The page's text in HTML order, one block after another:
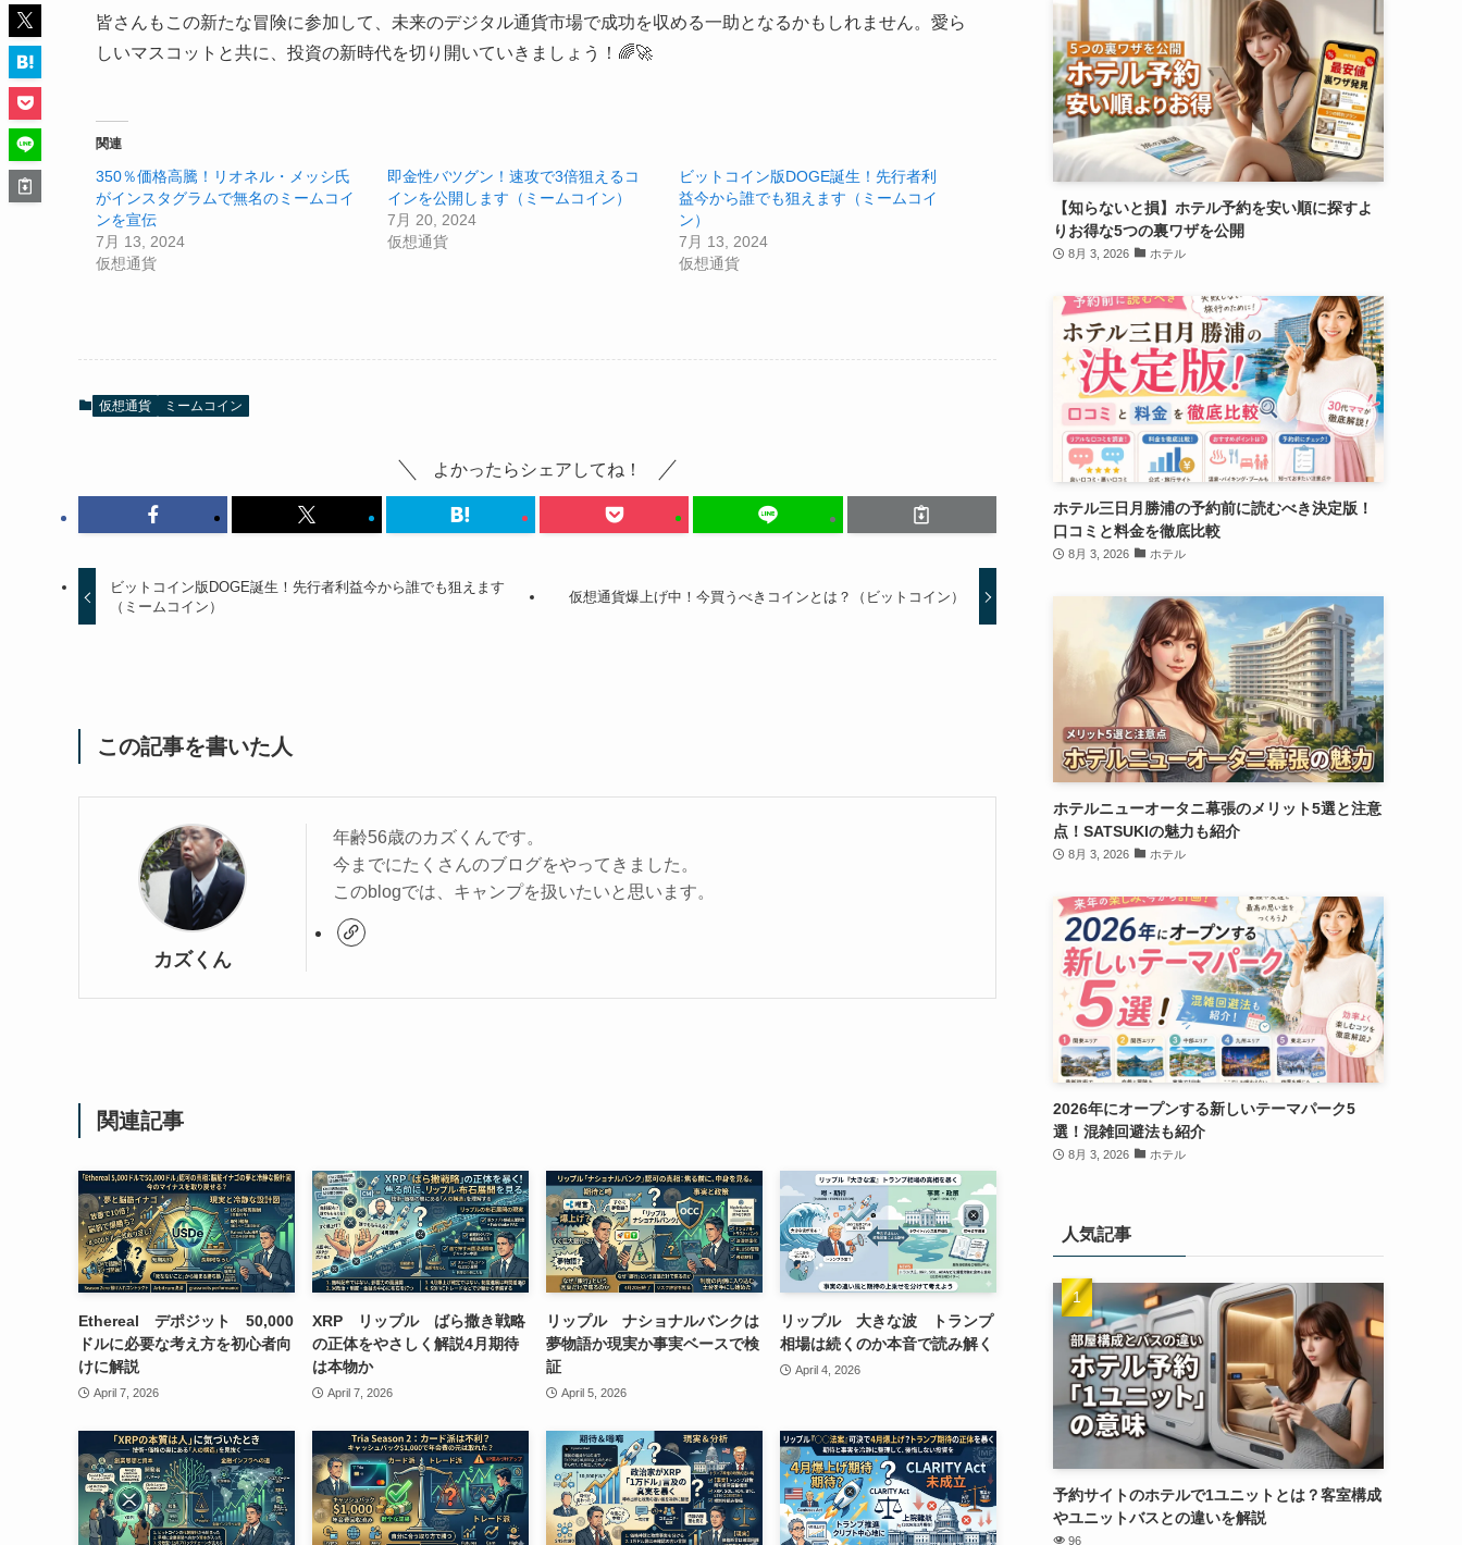
皆さんもこの新たな冒険に参加して、未来のデジタル通貨市場で成功を収める一助となるかもしれません。愛ら
しいマスコットと共に、投資の新時代を切り開いていきましょう！🌈🚀
関連
350％価格高騰！リオネル・メッシ氏
がインスタグラムで無名のミームコイ
ンを宣伝
7月 13, 2024
仮想通貨
即金性バツグン！速攻で3倍狙えるコ
インを公開します（ミームコイン）
7月 20, 2024
仮想通貨
ビットコイン版DOGE誕生！先行者利
益今から誰でも狙えます（ミームコイ
ン）
7月 13, 2024
仮想通貨
仮想通貨 ミームコイン
よかったらシェアしてね！
ビットコイン版DOGE誕生！先行者利益今から誰でも狙えます
（ミームコイン）
仮想通貨爆上げ中！今買うべきコインとは？（ビットコイン）
この記事を書いた人
カズくん
年齢56歳のカズくんです。
今までにたくさんのブログをやってきました。
このblogでは、キャンプを扱いたいと思います。
関連記事
Ethereal デポジット 50,000
ドルに必要な考え方を初心者向
けに解説
April 7, 2026
XRP リップル ばら撒き戦略
の正体をやさしく解説4月期待
は本物か
April 7, 2026
リップル ナショナルバンクは
夢物語か現実か事実ベースで検
証
April 5, 2026
リップル 大きな波 トランプ
相場は続くのか本音で読み解く
April 4, 2026
【知らないと損】ホテル予約を安い順に探すよ
りお得な5つの裏ワザを公開
8月 3, 2026 ホテル
ホテル三日月勝浦の予約前に読むべき決定版！
口コミと料金を徹底比較
8月 3, 2026 ホテル
ホテルニューオータニ幕張のメリット5選と注意
点！SATSUKIの魅力も紹介
8月 3, 2026 ホテル
2026年にオープンする新しいテーマパーク5
選！混雑回避法も紹介
8月 3, 2026 ホテル
人気記事
予約サイトのホテルで1ユニットとは？客室構成
やユニットバスとの違いを解説
96